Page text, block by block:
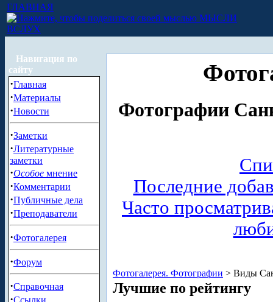
ГЛАВНАЯ
МЫСЛИ
ВСЛУХ
Навигация по
сайту
·Главная
·Материалы
·Новости
·Заметки
·Литературные
заметки
·Особое мнение
·Комментарии
·Публичные дела
·Преподаватели
·Фотогалерея
·Форум
·Справочная
·Ссылки
Фотографии
Последние
Часто
Фотогалерея. Фотографии > Виды
Лучшие по рейтингу